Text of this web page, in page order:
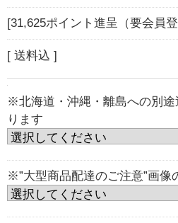
[31,625ポイント進呈（要会員
[ 送料込 ]
※北海道・沖縄・離島への別
ります
※”大型商品配達のご注意”画像